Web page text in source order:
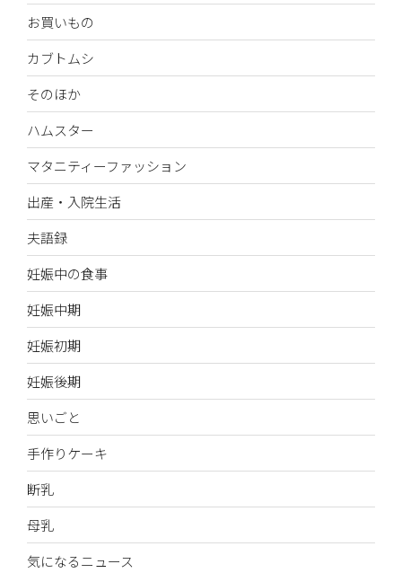
お買いもの
カブトムシ
そのほか
ハムスター
マタニティーファッション
出産・入院生活
夫語録
妊娠中の食事
妊娠中期
妊娠初期
妊娠後期
思いごと
手作りケーキ
断乳
母乳
気になるニュース